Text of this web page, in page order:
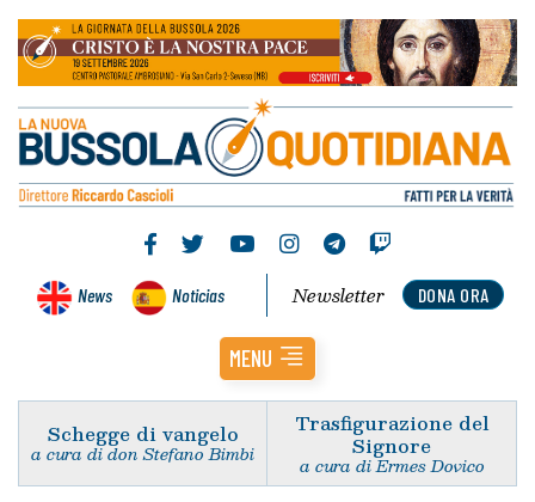
News Noticias DONA ORA
Newsletter
MENU
Schegge di vangelo
a cura di don Stefano Bimbi
Trasfigurazione del
Signore
a cura di Ermes Dovico